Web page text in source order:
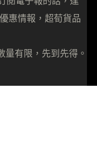
惠情報，超荀貨品
有限，先到先得。